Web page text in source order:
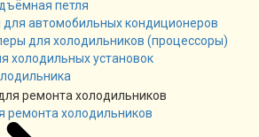
петля
для автомобильных кондиционеров
для холодильников (процессоры)
холодильных установок
ремонта холодильников